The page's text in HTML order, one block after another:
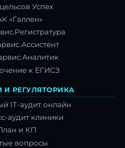
Успех
«Галлен»
к ЕГИСЗ
И РЕГУЛЯТОРИКА
IT-аудит онлайн
аудит клиники
и КП
вопросы